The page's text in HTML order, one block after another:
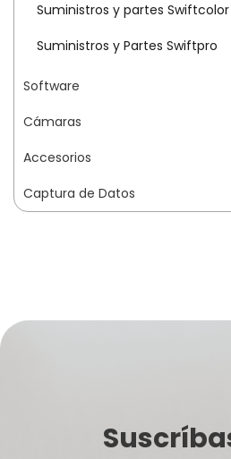
Suministros y partes Swiftcolor
Suministros y Partes Swiftpro
Software
Cámaras
Accesorios
Captura de Datos